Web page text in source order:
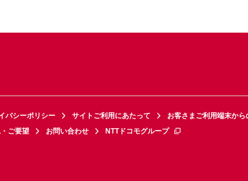
バシーポリシー サイトご利用にあたって お客さまご利用端末か
ご要望 お問い合わせ NTTドコモグループ